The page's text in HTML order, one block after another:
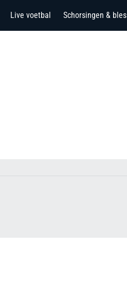
Live voetbal Schorsingen &